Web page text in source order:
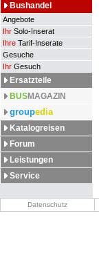
Bushandel
Angebote
Ihr Solo-Inserat
Ihre Tarif-Inserate
Gesuche
Ihr Gesuch
Ersatzteile
BUSMAGAZIN
groupedia
Katalogreisen
Forum
Leistungen
Service
Datenschutz